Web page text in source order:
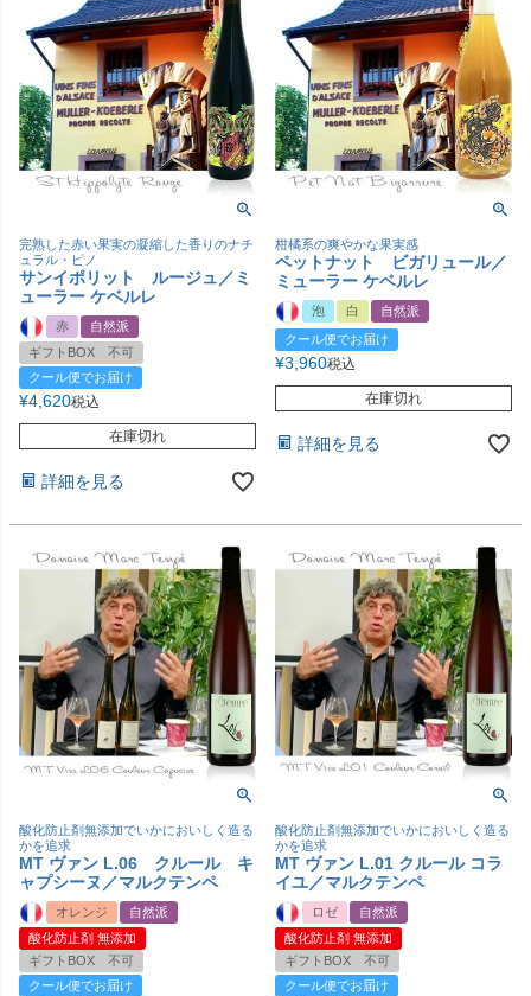
完熟した赤い果実の凝縮した香りのナチ
ュラル・ピノ
サンイポリット ルージュ／ミ
ューラー ケベルレ
赤
自然派
ギフトBOX 不可
クール便でお届け
¥4,620税込
在庫切れ
詳細を見る
柑橘系の爽やかな果実感
ペットナット ビガリュール／
ミューラー ケベルレ
泡 白
自然派
クール便でお届け
¥3,960税込
在庫切れ
詳細を見る
酸化防止剤無添加でいかにおいしく造る
かを追求
MT ヴァン L.06 クルール キ
ャプシーヌ／マルクテンペ
オレンジ
自然派
酸化防止剤 無添加
ギフトBOX 不可
クール便でお届け
酸化防止剤無添加でいかにおいしく造る
かを追求
MT ヴァン L.01 クルール コラ
イユ／マルクテンペ
ロゼ
自然派
酸化防止剤 無添加
ギフトBOX 不可
クール便でお届け